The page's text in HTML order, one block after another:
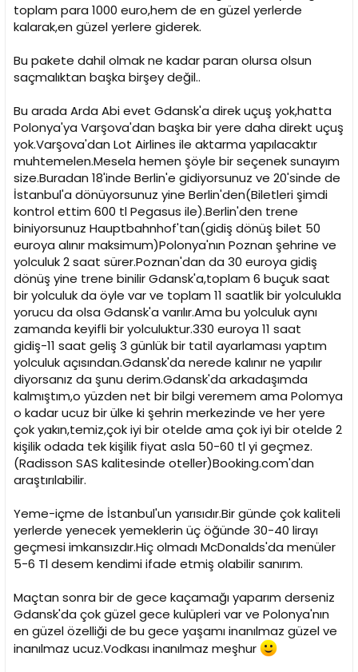
toplam para 1000 euro,hem de en güzel yerlerde
kalarak,en güzel yerlere giderek.
Bu pakete dahil olmak ne kadar paran olursa olsun
saçmalıktan başka birşey değil..
Bu arada Arda Abi evet Gdansk'a direk uçuş yok,hatta
Polonya'ya Varşova'dan başka bir yere daha direkt uçuş
yok.Varşova'dan Lot Airlines ile aktarma yapılacaktır
muhtemelen.Mesela hemen şöyle bir seçenek sunayım
size.Buradan 18'inde Berlin'e gidiyorsunuz ve 20'sinde de
İstanbul'a dönüyorsunuz yine Berlin'den(Biletleri şimdi
kontrol ettim 600 tl Pegasus ile).Berlin'den trene
biniyorsunuz Hauptbahnhof'tan(gidiş dönüş bilet 50
euroya alınır maksimum)Polonya'nın Poznan şehrine ve
yolculuk 2 saat sürer.Poznan'dan da 30 euroya gidiş
dönüş yine trene binilir Gdansk'a,toplam 6 buçuk saat
bir yolculuk da öyle var ve toplam 11 saatlik bir yolculukla
yorucu da olsa Gdansk'a varılır.Ama bu yolculuk aynı
zamanda keyifli bir yolculuktur.330 euroya 11 saat
gidiş-11 saat geliş 3 günlük bir tatil ayarlaması yaptım
yolculuk açısından.Gdansk'da nerede kalınır ne yapılır
diyorsanız da şunu derim.Gdansk'da arkadaşımda
kalmıştım,o yüzden net bir bilgi veremem ama Polomya
o kadar ucuz bir ülke ki şehrin merkezinde ve her yere
çok yakın,temiz,çok iyi bir otelde ama çok iyi bir otelde 2
kişilik odada tek kişilik fiyat asla 50-60 tl yi geçmez.
(Radisson SAS kalitesinde oteller)Booking.com'dan
araştırılabilir.
Yeme-içme de İstanbul'un yarısıdır.Bir günde çok kaliteli
yerlerde yenecek yemeklerin üç öğünde 30-40 lirayı
geçmesi imkansızdır.Hiç olmadı McDonalds'da menüler
5-6 Tl desem kendimi ifade etmiş olabilir sanırım.
Maçtan sonra bir de gece kaçamağı yaparım derseniz
Gdansk'da çok güzel gece kulüpleri var ve Polonya'nın
en güzel özelliği de bu gece yaşamı inanılmaz güzel ve
inanılmaz ucuz.Vodkası inanılmaz meşhur